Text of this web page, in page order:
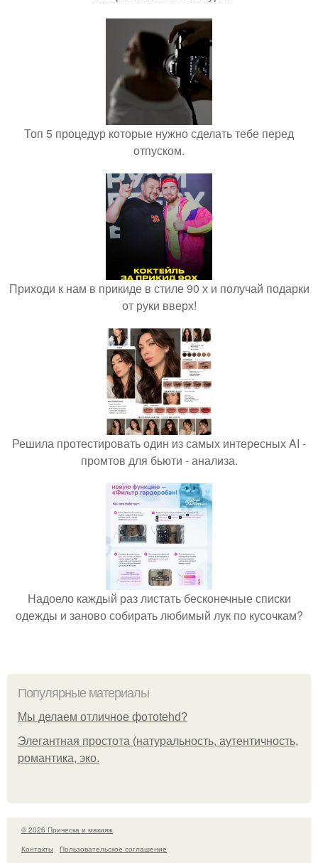
Топ 5 процедур которые нужно сделать тебе перед
отпуском.
Приходи к нам в прикиде в стиле 90 х и получай подарки
от руки вверх!
Решила протестировать один из самых интересных AI -
промтов для бьюти - анализа.
Надоело каждый раз листать бесконечные списки
одежды и заново собирать любимый лук по кусочкам?
Популярные материалы
Мы делаем отличное фотоtehd?
Элегантная простота (натуральность, аутентичность,
романтика, эко.
© 2026 Прическа и макияж
Контакты
Пользовательское соглашение